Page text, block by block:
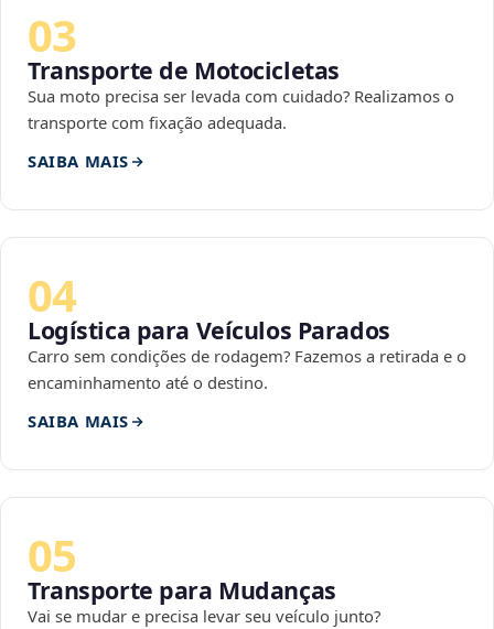
03
Transporte de Motocicletas
Sua moto precisa ser levada com cuidado? Realizamos o
transporte com fixação adequada.
SAIBA MAIS
04
Logística para Veículos Parados
Carro sem condições de rodagem? Fazemos a retirada e o
encaminhamento até o destino.
SAIBA MAIS
05
Transporte para Mudanças
Vai se mudar e precisa levar seu veículo junto?